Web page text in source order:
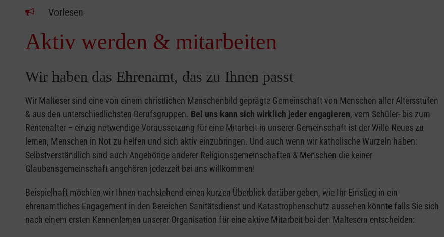
Vorlesen
Aktiv werden & mitarbeiten
Wir haben das Ehrenamt, das zu Ihnen passt
Wir Malteser sind eine von einem christlichen Menschenbild geprägte Gemeinschaft von Menschen aller Altersstufen
& aus den unterschiedlichsten Berufsgruppen. Bei uns kann sich wirklich jeder engagieren, vom Schüler- bis zum
Rentenalter – einzig notwendige Voraussetzung für eine Mitarbeit in unserer Gemeinschaft ist der Wille Neues zu
lernen, Menschen in Not zu helfen und sich aktiv einzubringen. Und auch wenn wir katholische Wurzeln haben:
Selbstverständlich sind auch Angehörige anderer Religionsgemeinschaften & Menschen die keiner
Glaubensgemeinschaft angehören jederzeit bei uns willkommen!
Beispielhaft möchten wir Ihnen nachstehend einen kurzen Überblick darüber geben, wie Ihr Einstieg in ein
ehrenamtliches Engagement in den Bereichen Sanitätsdienst und Katastrophenschutz aussehen könnte falls Sie sich
nach einem ersten Kennenlernen unserer Organisation für eine aktive Mitarbeit bei den Maltesern entscheiden: